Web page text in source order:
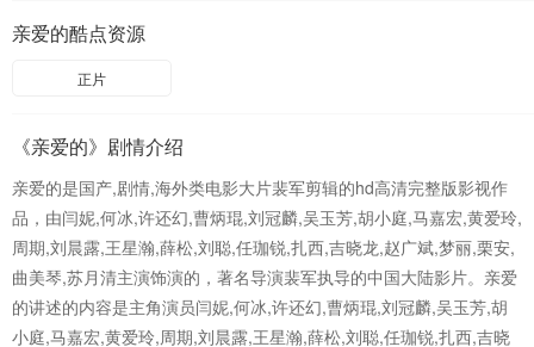
亲爱的酷点资源
正片
《亲爱的》剧情介绍
亲爱的是国产,剧情,海外类电影大片裴军剪辑的hd高清完整版影视作
品，由闫妮,何冰,许还幻,曹炳琨,刘冠麟,吴玉芳,胡小庭,马嘉宏,黄爱玲,
周期,刘晨露,王星瀚,薛松,刘聪,任珈锐,扎西,吉晓龙,赵广斌,梦丽,栗安,
曲美琴,苏月清主演饰演的，著名导演裴军执导的中国大陆影片。亲爱
的讲述的内容是主角演员闫妮,何冰,许还幻,曹炳琨,刘冠麟,吴玉芳,胡
小庭,马嘉宏,黄爱玲,周期,刘晨露,王星瀚,薛松,刘聪,任珈锐,扎西,吉晓